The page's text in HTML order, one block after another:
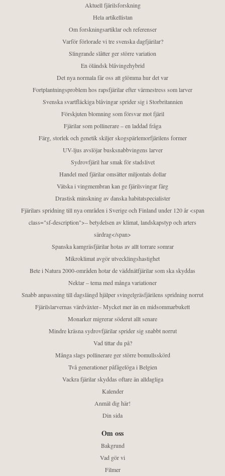
Aktuell fjärilsforskning
Hela artikellistan
Om forskningsartiklar och referenser
Varför förlorade vi tre svenska dagfjärilar?
Slingrande slåtter ger större variation
En öländsk blåvingehybrid
Det nya normala får oss att glömma hur det var
Fortplantningsproblem hos rapsfjärilar efter värmestress som larver
Svenska svartfläckiga blåvingar sprider sig i Storbritannien
Förskjuten blomning som försvar mot fjäril
Fjärilar som pollinerare – en laddad fråga
Färg, storlek och genetik skiljer skogspärlemorfjärilens former
UV-ljus avslöjar busksnabbvingens larver
Sydrovfjäril har smak för stadslivet
Handel med fjärilar omsätter miljontals dollar
Vätska i vingmembran kan ge fjärilsvingar färg
Drastisk minskning av danska habitatspecialister
Fjärilars spridning till nya områden i Sverige och Finland under 120 år <span
class="sf-description">– betydelsen av klimat, landskapstyp och arters
särdrag</span>
Spanska kamgräsfjärilar hotas av allt torrare somrar
Mikroklimat avgör utvecklingshastighet
Bete i Natura 2000-områden hotar de väddnätfjärilar som ska skyddas
Nektar – tema med många variationer
Snabb anpassning till dagslängd hjälper svingelgräsfjärilens spridning norrut
Fjärilslarvernas värdväxter– Mycket mer än en midsommarbukett
Monarker migrerar söderut allt senare
Mindre kräsna sydrovfjärilar sprider sig snabbt norrut
Vad tittar du på?
Många slags pollinerare ger större bomullsskörd
Två generationer påfågelöga i Belgien
Vackra fjärilar skyddas oftare än alldagliga
Kalender
Anmäl dig här!
Din sida
Om oss
Bakgrund
Vad gör vi
Filmer